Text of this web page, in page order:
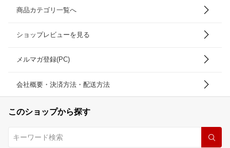
商品カテゴリ一覧へ
ショップレビューを見る
メルマガ登録(PC)
会社概要・決済方法・配送方法
このショップから探す